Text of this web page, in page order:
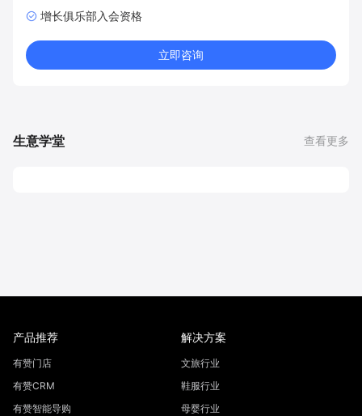
增长俱乐部入会资格
立即咨询
生意学堂 查看更多
产品推荐
有赞门店
有赞CRM
有赞智能导购
解决方案
文旅行业
鞋服行业
母婴行业